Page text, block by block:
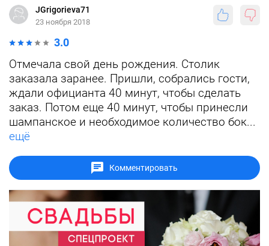
JGrigorieva71
23 ноября 2018
3.0
Отмечала свой день рождения. Столик
заказала заранее. Пришли, собрались гости,
ждали официанта 40 минут, чтобы сделать
заказ. Потом еще 40 минут, чтобы принесли
шампанское и необходимое количество бок...
ещё
Комментировать